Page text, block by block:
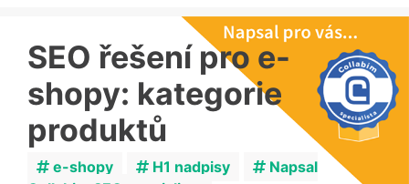
SEO řešení pro e-
shopy: kategorie
produktů
e-shopy H1 nadpisy
Napsal